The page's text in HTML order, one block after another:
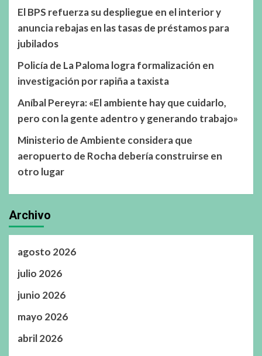
El BPS refuerza su despliegue en el interior y
anuncia rebajas en las tasas de préstamos para
jubilados
Policía de La Paloma logra formalización en
investigación por rapiña a taxista
Aníbal Pereyra: «El ambiente hay que cuidarlo,
pero con la gente adentro y generando trabajo»
Ministerio de Ambiente considera que
aeropuerto de Rocha debería construirse en
otro lugar
Archivo
agosto 2026
julio 2026
junio 2026
mayo 2026
abril 2026